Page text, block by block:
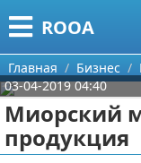
ROOA
Меню
Главная
Категории
Рукоделие
Поиск
Главная Бизнес
03-04-2019 04:40
Миорский
продукция